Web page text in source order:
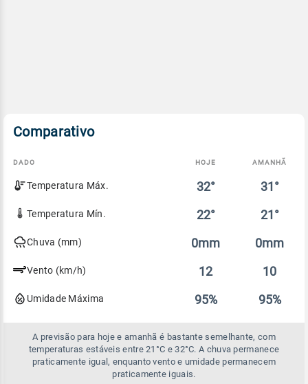
Comparativo
Comparativo
entre
previsão
hoje
DADO HOJE AMANHÃ
Temperatura Máx. 32° 31°
Temperatura Mín. 22° 21°
Chuva (mm) 0mm 0mm
Vento (km/h) 12 10
Umidade Máxima 95% 95%
A previsão para hoje e amanhã é bastante semelhante, com
temperaturas estáveis entre 21°C e 32°C. A chuva permanece
praticamente igual, enquanto vento e umidade permanecem
praticamente iguais.